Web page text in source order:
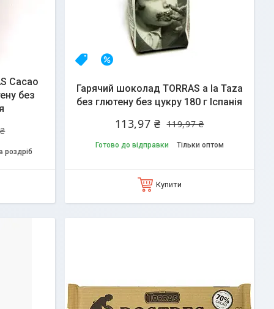
Cacao
без
роздріб
НОВИНКА
Гарячий шоколад TORRAS a la Taza
без глютену без цукру 180 г Іспанія
119,97 ₴
113,97 ₴
Готово до відправки Тільки оптом
Купити